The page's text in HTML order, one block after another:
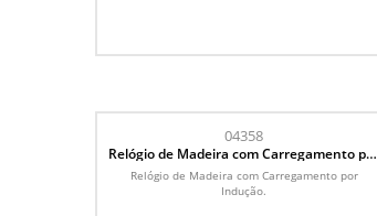
04358
Relógio de Madeira com Carregamento por
Indução
Relógio de Madeira com Carregamento por
Indução.